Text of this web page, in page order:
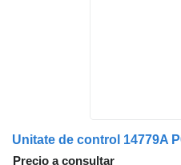
Precio a consultar